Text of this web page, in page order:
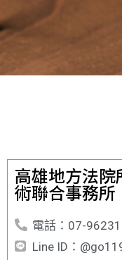
高雄地方法
術聯合事務所
電話：07-
Line ID：